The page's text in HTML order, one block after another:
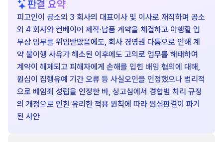
판결 요약
피고인이 공소외 3 회사의 대표이사 및 이사로 재직하며 공소
외 4 회사와 컨베이어 제작·납품 계약을 체결하고 이행할 업
무상 임무를 위임받았음에도, 회사 경영권 다툼으로 인해 계
약 불이행 사유가 해소된 이후에도 고의로 업무를 해태하여
계약이 해제되고 피해자에게 손해를 입힌 배임 혐의에 대해,
원심이 집행유예 기간 오류 등 사실오인을 인정했으나 법리적
으로 배임죄 성립을 인정한 바, 상고심에서 경합범 처리 규정
의 개정으로 인한 유리한 적용 원칙에 따라 원심판결이 파기
된 사안